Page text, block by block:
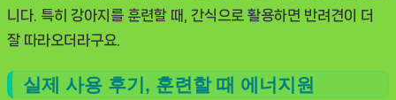
니다. 특히 강아지를 훈련할 때, 간식으로 활용하면 반려견이 더
잘 따라오더라구요.
실제 사용 후기, 훈련할 때 에너지원